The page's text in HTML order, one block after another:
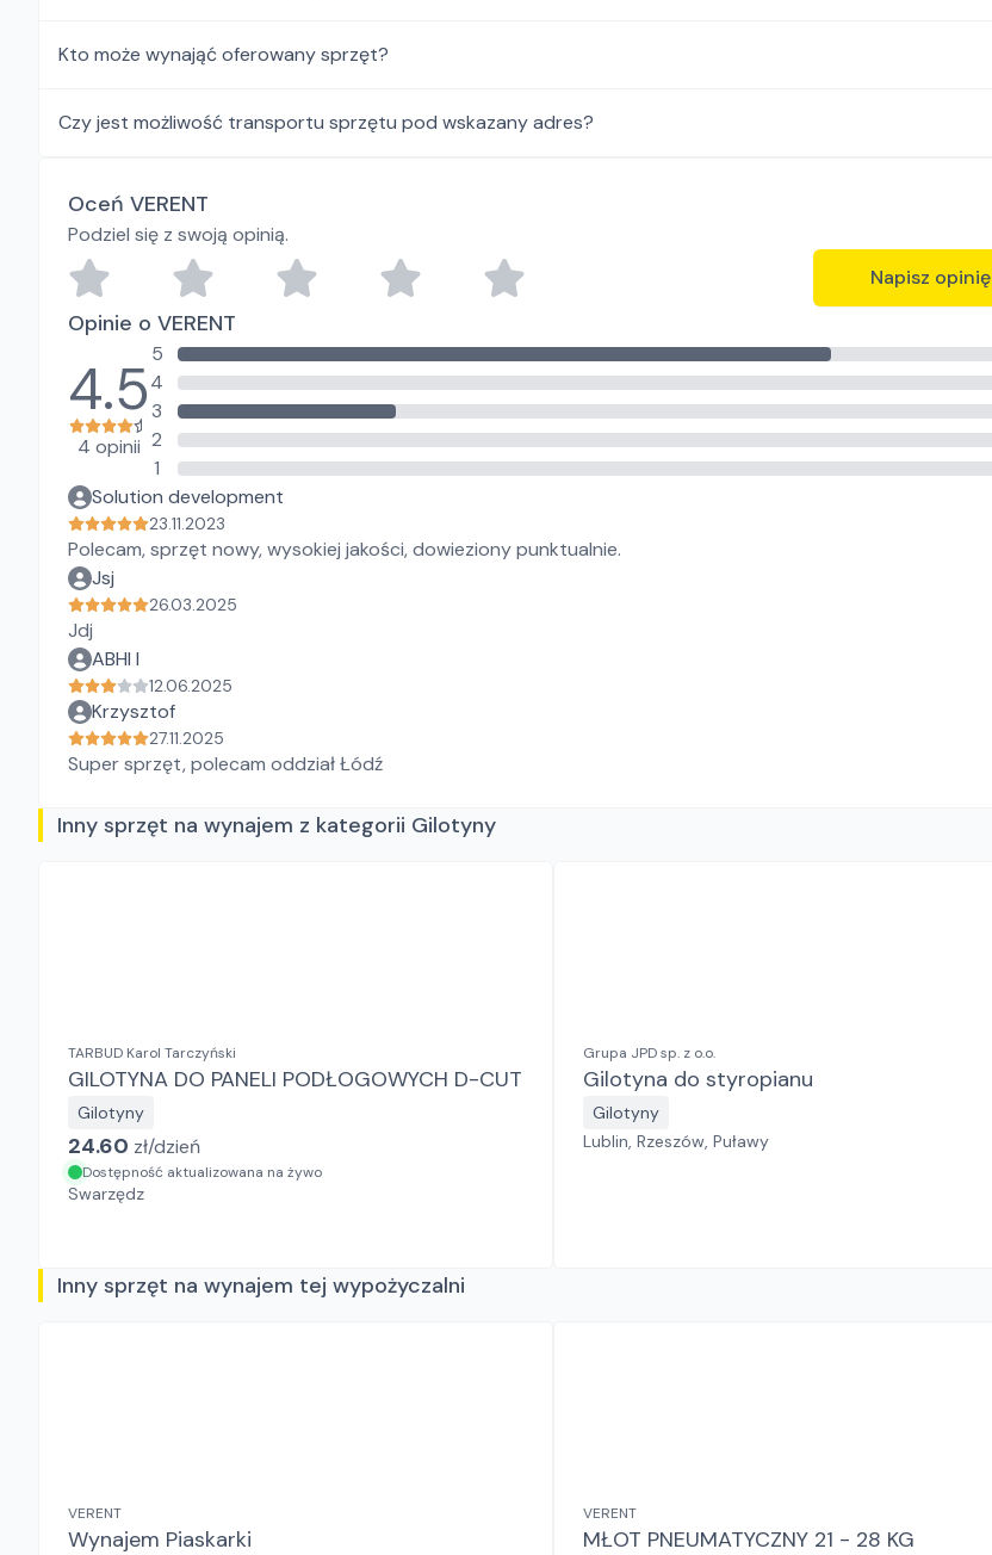
Kto może wynająć oferowany sprzęt?
Czy jest możliwość transportu sprzętu pod wskazany adres?
Oceń VERENT
Podziel się z swoją opinią.
Napisz opinię
Opinie o VERENT
4.5
4 opinii
5
4
3
2
1
Solution development
23.11.2023
Polecam, sprzęt nowy, wysokiej jakości, dowieziony punktualnie.
Jsj
26.03.2025
Jdj
ABHI I
12.06.2025
Krzysztof
27.11.2025
Super sprzęt, polecam oddział Łódź
Inny sprzęt na wynajem z kategorii Gilotyny
TARBUD Karol Tarczyński
GILOTYNA DO PANELI PODŁOGOWYCH D-CUT
Gilotyny
24.60 zł/dzień
Dostępność aktualizowana na żywo
Swarzędz
Grupa JPD sp. z o.o.
Gilotyna do styropianu
Gilotyny
Lublin, Rzeszów, Puławy
Inny sprzęt na wynajem tej wypożyczalni
VERENT
Wynajem Piaskarki
VERENT
MŁOT PNEUMATYCZNY 21 - 28 KG